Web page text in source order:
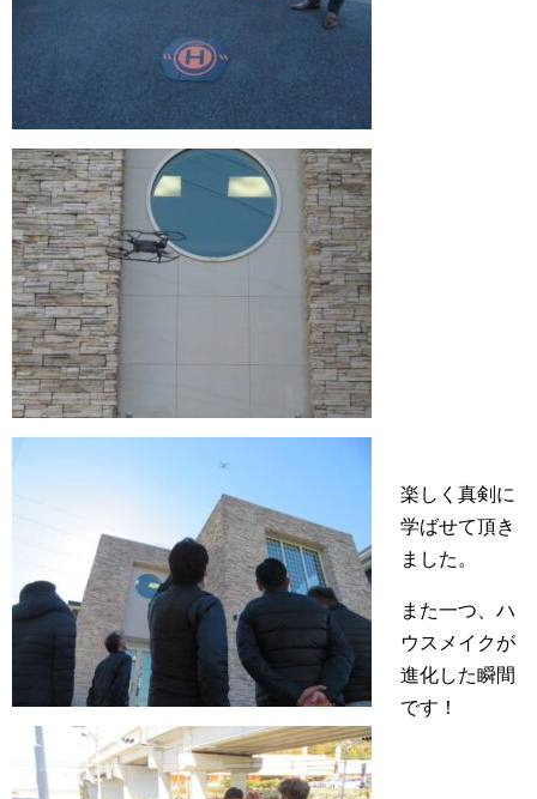
楽しく真剣に
学ばせて頂き
ました。
また一つ、ハ
ウスメイクが
進化した瞬間
です！